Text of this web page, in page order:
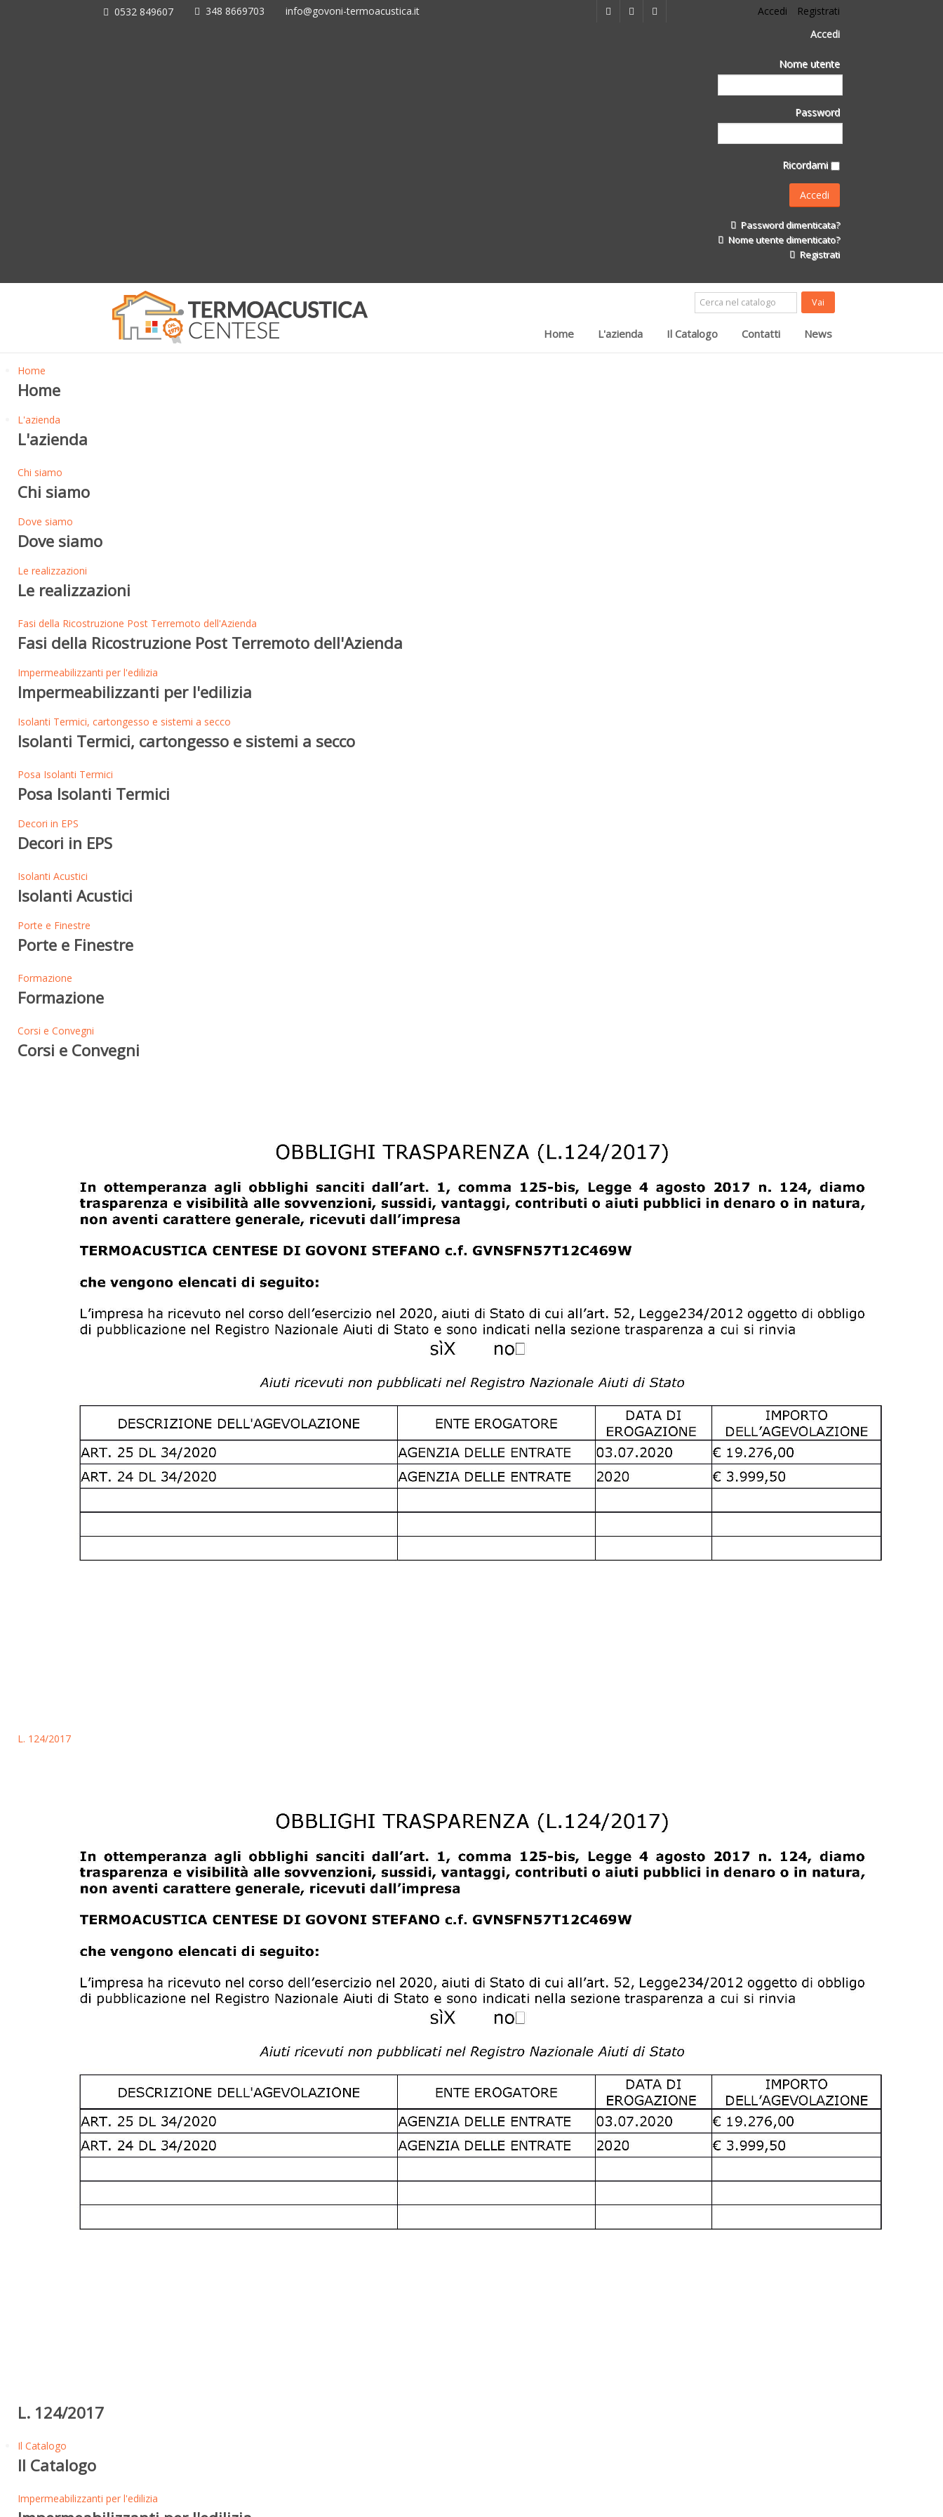
0532 849607 348 8669703 info@govoni-termoacustica.it Accedi
Registrati
Accedi
Nome utente
Password
Ricordami
Password dimenticata?
Nome utente dimenticato?
Registrati
Home L'azienda Il Catalogo Contatti News
Home
Home
L'azienda
L'azienda
Chi siamo
Chi siamo
Dove siamo
Dove siamo
Le realizzazioni
Le realizzazioni
Fasi della Ricostruzione Post Terremoto dell'Azienda
Fasi della Ricostruzione Post Terremoto dell'Azienda
Impermeabilizzanti per l'edilizia
Impermeabilizzanti per l'edilizia
Isolanti Termici, cartongesso e sistemi a secco
Isolanti Termici, cartongesso e sistemi a secco
Posa Isolanti Termici
Posa Isolanti Termici
Decori in EPS
Decori in EPS
Isolanti Acustici
Isolanti Acustici
Porte e Finestre
Porte e Finestre
Formazione
Formazione
Corsi e Convegni
Corsi e Convegni
L. 124/2017
L. 124/2017
Il Catalogo
Il Catalogo
Impermeabilizzanti per l'edilizia